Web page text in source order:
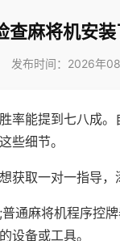
查麻将机安
发布时间：2026年
率能提到七八成
些细节。
获取一对一指导
通麻将机程序控
设备或工具。